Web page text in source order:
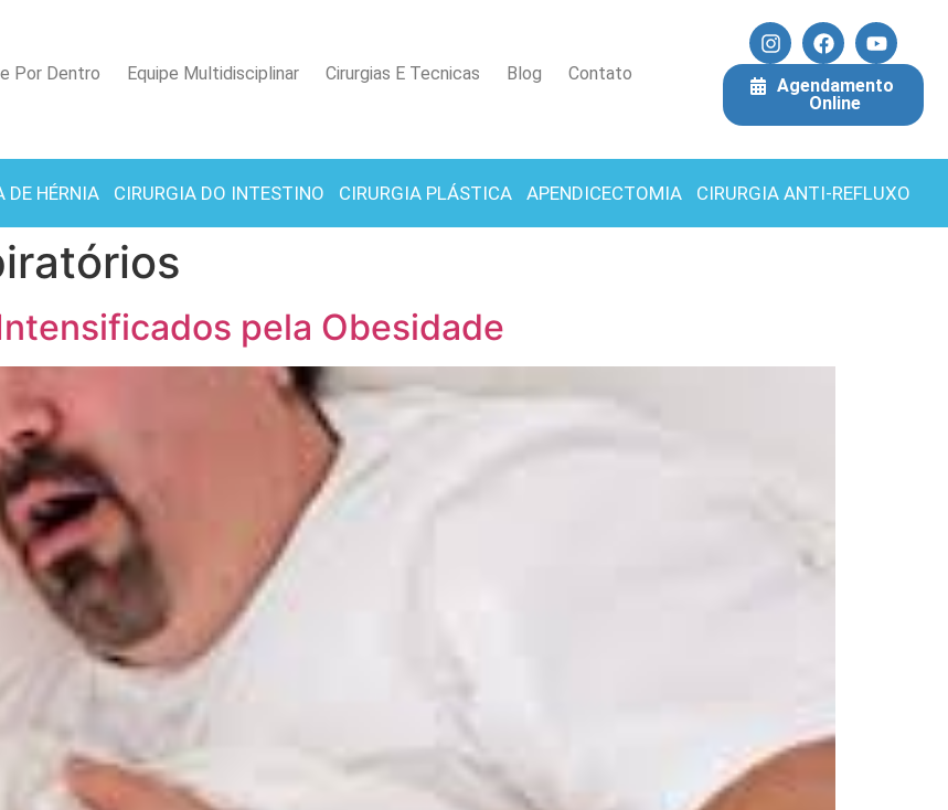
Agendamento
Online
Por Dentro Equipe Multidisciplinar Cirurgias E Tecnicas Blog Contato
DE HÉRNIA CIRURGIA DO INTESTINO CIRURGIA PLÁSTICA APENDICECTOMIA CIRURGIA ANTI-REFLUXO
pela Obesidade